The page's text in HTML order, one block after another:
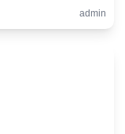
admin